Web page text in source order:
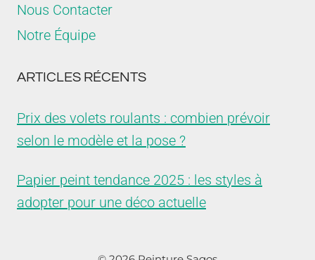
Nous Contacter
Notre Équipe
ARTICLES RÉCENTS
Prix des volets roulants : combien prévoir
selon le modèle et la pose ?
Papier peint tendance 2025 : les styles à
adopter pour une déco actuelle